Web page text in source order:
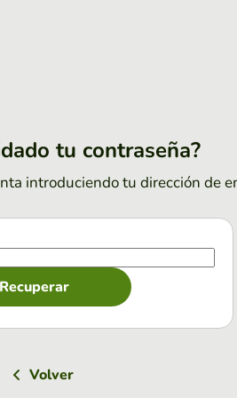
tu contraseña?
introduciendo tu dirección de
Recuperar
Volver